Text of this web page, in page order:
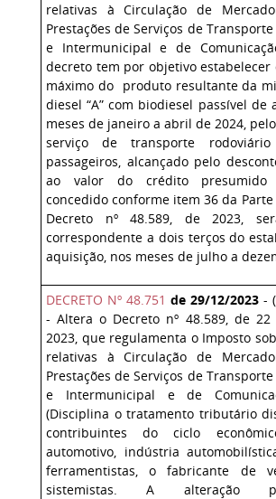
relativas à Circulação de
Prestações de Serviços de
e Intermunicipal e de
decreto tem por objetivo estabelecer
máximo do produto resultante da
diesel “A” com biodiesel passível de
meses de janeiro a abril de 2024,
serviço de transporte
passageiros, alcançado pelo
ao valor do crédito presumido
concedido conforme item 36 da Parte
Decreto nº 48.589, de 2023,
correspondente a dois terços do
aquisição, nos meses de julho a
DECRETO Nº 48.751 de 29/12/2023 -
- Altera o Decreto nº 48.589, de
2023, que regulamenta o Imposto
relativas à Circulação de
Prestações de Serviços de
e Intermunicipal e de
(Disciplina o tratamento tributário
contribuintes do ciclo
automotivo, indústria
ferramentistas, o fabricante de
sistemistas. A alteração